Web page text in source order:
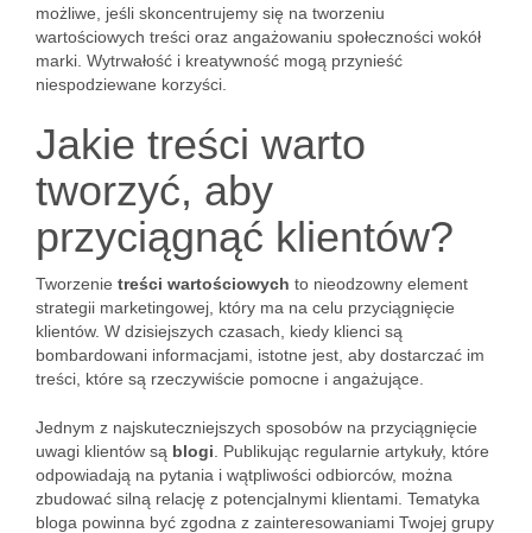
możliwe, jeśli skoncentrujemy się na tworzeniu
wartościowych treści oraz angażowaniu społeczności wokół
marki. Wytrwałość i kreatywność mogą przynieść
niespodziewane korzyści.
Jakie treści warto
tworzyć, aby
przyciągnąć klientów?
Tworzenie treści wartościowych to nieodzowny element
strategii marketingowej, który ma na celu przyciągnięcie
klientów. W dzisiejszych czasach, kiedy klienci są
bombardowani informacjami, istotne jest, aby dostarczać im
treści, które są rzeczywiście pomocne i angażujące.
Jednym z najskuteczniejszych sposobów na przyciągnięcie
uwagi klientów są blogi . Publikując regularnie artykuły, które
odpowiadają na pytania i wątpliwości odbiorców, można
zbudować silną relację z potencjalnymi klientami. Tematyka
bloga powinna być zgodna z zainteresowaniami Twojej grupy